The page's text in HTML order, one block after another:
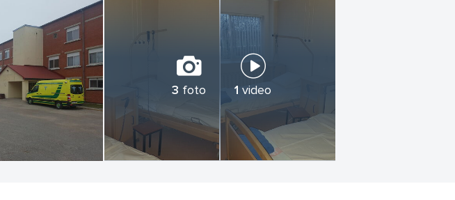
pasākumos. Sporta sacensības, treniņi, koncerti, pilsētas svētki,
personālu un nepieciešamo medicīnisko aprīkojumu,
nozarē.
3 foto 1 video